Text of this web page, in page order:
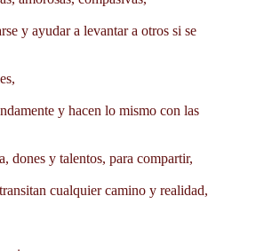
y ayudar a levantar a otros si se
y hacen lo mismo con las
dones y talentos, para compartir,
cualquier camino y realidad,